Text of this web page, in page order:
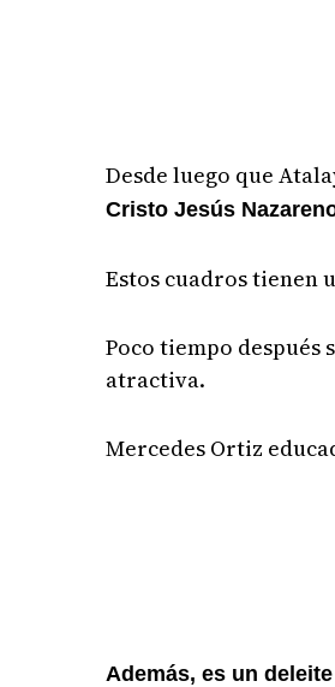
Desde luego que
Cristo Jesús
Estos cuadros tienen
Poco tiempo después
atractiva.
Mercedes Ortiz
Además, es un